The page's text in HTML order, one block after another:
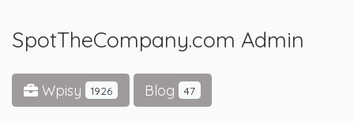
SpotTheCompany.com Admin
Wpisy 1926 Blog 47